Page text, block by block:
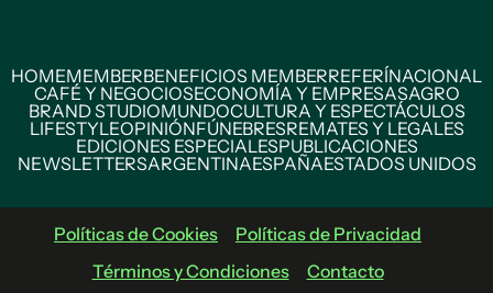
HOMEMEMBERBENEFICIOS MEMBERREFERÍNACIONAL
CAFÉ Y NEGOCIOSECONOMÍA Y EMPRESASAGRO
BRAND STUDIOMUNDOCULTURA Y ESPECTÁCULOS
LIFESTYLEOPINIÓNFÚNEBRESREMATES Y LEGALES
EDICIONES ESPECIALESPUBLICACIONES
NEWSLETTERSARGENTINAESPAÑAESTADOS UNIDOS
Políticas de Cookies
Políticas de Privacidad
Términos y Condiciones
Contacto